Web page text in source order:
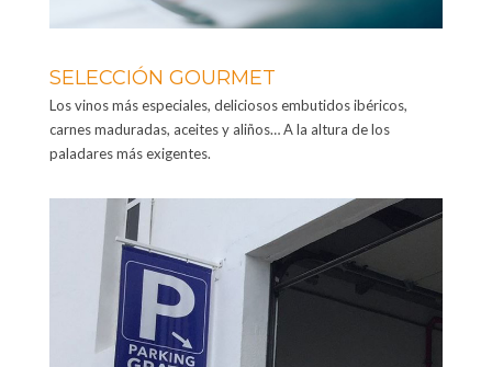
SELECCIÓN GOURMET
Los vinos más especiales, deliciosos embutidos ibéricos,
carnes maduradas, aceites y aliños… A la altura de los
paladares más exigentes.